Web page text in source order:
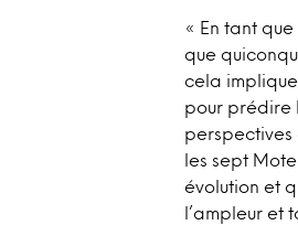
« En tant
que
cela
pour prédire
perspectives
les sept
évolution et
l’ampleur et